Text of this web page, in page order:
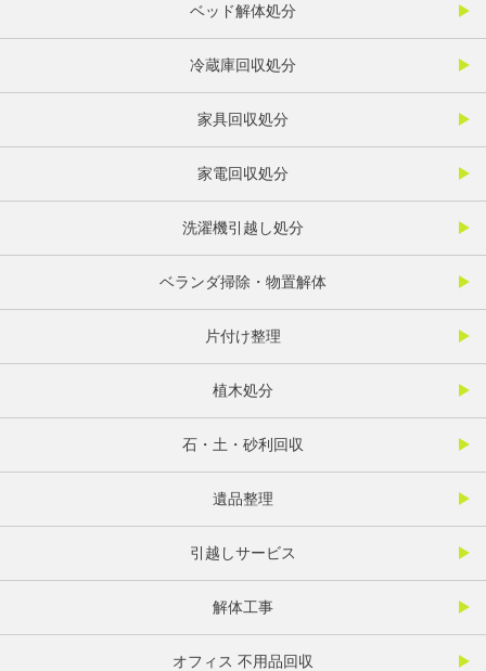
ベッド解体処分
冷蔵庫回収処分
家具回収処分
家電回収処分
洗濯機引越し処分
ベランダ掃除・物置解体
片付け整理
植木処分
石・土・砂利回収
遺品整理
引越しサービス
解体工事
オフィス 不用品回収